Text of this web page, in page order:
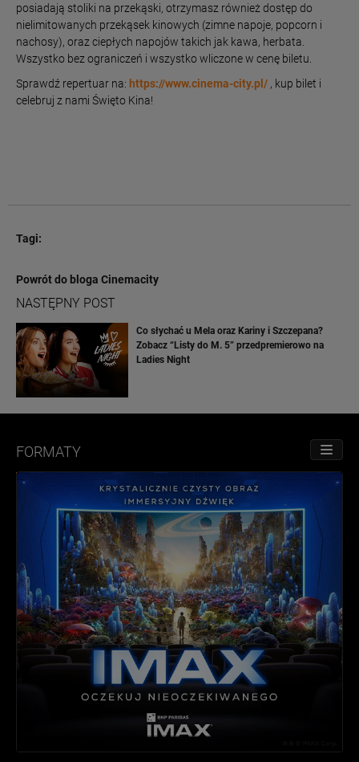
posiadają stoliki na przekąski, otrzymasz również dostęp do
nielimitowanych przekąsek kinowych (zimne napoje, popcorn i
nachosy), oraz ciepłych napojów takich jak kawa, herbata.
Wszystko bez ograniczeń i wszystko wliczone w cenę biletu.
Sprawdź repertuar na: https://www.cinema-city.pl/ , kup bilet i
celebruj z nami Święto Kina!
Tagi:
Powrót do bloga Cinemacity
NASTĘPNY POST
Co słychać u Mela oraz Kariny i Szczepana?
Zobacz “Listy do M. 5” przedpremierowo na
Ladies Night
FORMATY